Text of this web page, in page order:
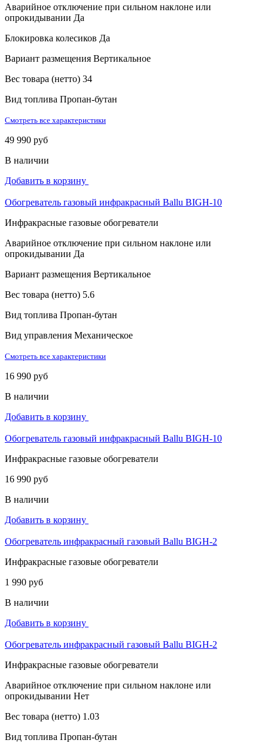
Аварийное отключение при сильном наклоне или
опрокидывании Да
Блокировка колесиков Да
Вариант размещения Вертикальное
Вес товара (нетто) 34
Вид топлива Пропан-бутан
Смотреть все характеристики
49 990 руб
В наличии
Добавить в корзину
Обогреватель газовый инфракрасный Ballu BIGH-10
Инфракрасные газовые обогреватели
Аварийное отключение при сильном наклоне или
опрокидывании Да
Вариант размещения Вертикальное
Вес товара (нетто) 5.6
Вид топлива Пропан-бутан
Вид управления Механическое
Смотреть все характеристики
16 990 руб
В наличии
Добавить в корзину
Обогреватель газовый инфракрасный Ballu BIGH-10
Инфракрасные газовые обогреватели
16 990 руб
В наличии
Добавить в корзину
Обогреватель инфракрасный газовый Ballu BIGH-2
Инфракрасные газовые обогреватели
1 990 руб
В наличии
Добавить в корзину
Обогреватель инфракрасный газовый Ballu BIGH-2
Инфракрасные газовые обогреватели
Аварийное отключение при сильном наклоне или
опрокидывании Нет
Вес товара (нетто) 1.03
Вид топлива Пропан-бутан